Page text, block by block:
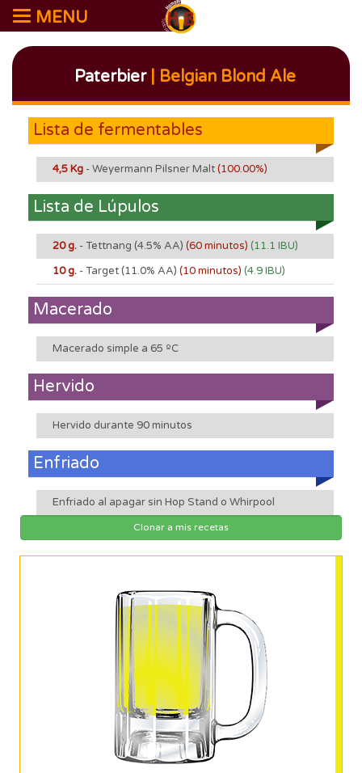
MENU
Paterbier| Belgian Blond Ale
Lista de fermentables
4,5 Kg - Weyermann Pilsner Malt(100.00%)
Lista de Lúpulos
20 g. - Tettnang (4.5% AA) (60 minutos) (11.1 IBU)
10 g. - Target(11.0% AA) (10 minutos) (4.9 IBU)
Macerado
Macerado simple a 65 ºC
Hervido
Hervido durante 90 minutos
Enfriado
Enfriado al apagar sin Hop Stand o Whirpool
Clonar a mis recetas